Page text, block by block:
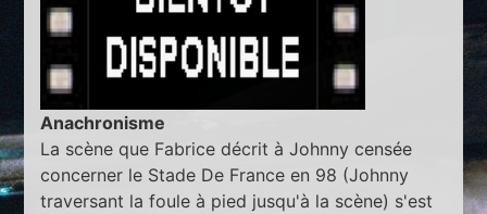
Anachronisme
La scène que Fabrice décrit à Johnny censée
concerner le Stade De France en 98 (Johnny
traversant la foule à pied jusqu'à la scène) s'est